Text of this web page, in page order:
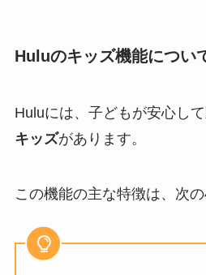
Huluのキッズ機能につい
Huluには、子どもが安心し
キッズがあります。
この機能の主な特徴は、次の